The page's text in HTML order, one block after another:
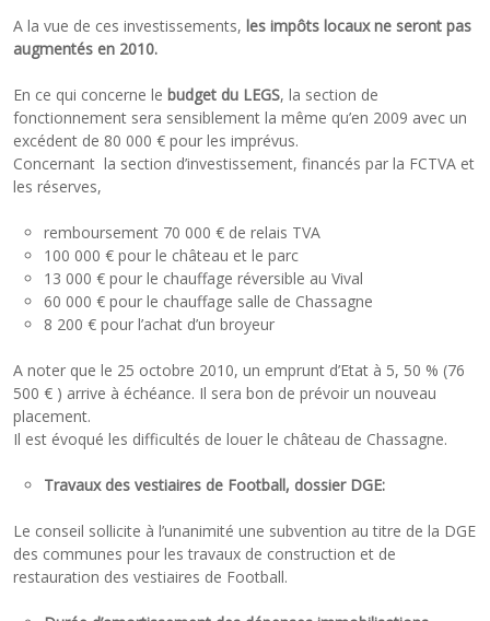
A la vue de ces investissements,les impôts locaux ne seront pas
augmentés en 2010.
En ce qui concerne lebudget du LEGS, la section de
fonctionnement sera sensiblement la même qu’en 2009 avec un
excédent de 80 000 € pour les imprévus.
Concernant la section d’investissement, financés par la FCTVA et
les réserves,
remboursement 70 000 € de relais TVA
100 000 € pour le château et le parc
13 000 € pour le chauffage réversible au Vival
60 000 € pour le chauffage salle de Chassagne
8 200 € pour l’achat d’un broyeur
A noter que le 25 octobre 2010, un emprunt d’Etat à 5, 50 % (76
500 € ) arrive à échéance. Il sera bon de prévoir un nouveau
placement.
Il est évoqué les difficultés de louer le château de Chassagne.
Travaux des vestiaires de Football, dossier DGE:
Le conseil sollicite à l’unanimité une subvention au titre de la DGE
des communes pour les travaux de construction et de
restauration des vestiaires de Football.